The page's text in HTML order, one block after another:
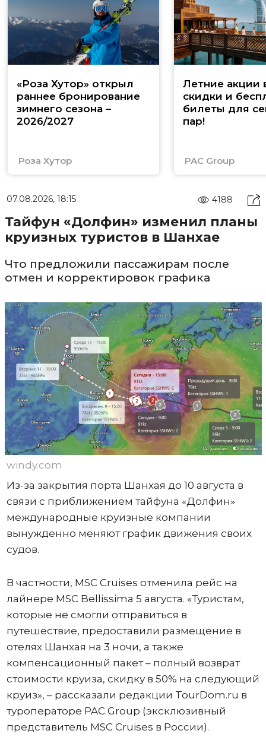
«Роза Хутор» открыл
раннее бронирование
зимнего сезона –
2026/2027
Роза Хутор
Летние акции
скидки и
билеты для
пар!
PAC Group
07.08.2026, 18:15 4188
Тайфун «Долфин» изменил планы
круизных туристов в Шанхае
Что предложили пассажирам после
отмен и корректировок графика
windy.com
Из-за закрытия порта Шанхая до 10 августа в
связи с приближением тайфуна «Долфин»
международные круизные компании
вынужденно меняют график движения своих
судов.
В частности, MSC Cruises отменила рейс на
лайнере MSC Bellissima 5 августа. «Туристам,
которые не смогли отправиться в
путешествие, предоставили размещение в
отелях Шанхая на 3 ночи, а также
компенсационный пакет – полный возврат
стоимости круиза, скидку в 50% на следующий
круиз», – рассказали редакции TourDom.ru в
туроператоре PAC Group (эксклюзивный
представитель MSC Cruises в России).